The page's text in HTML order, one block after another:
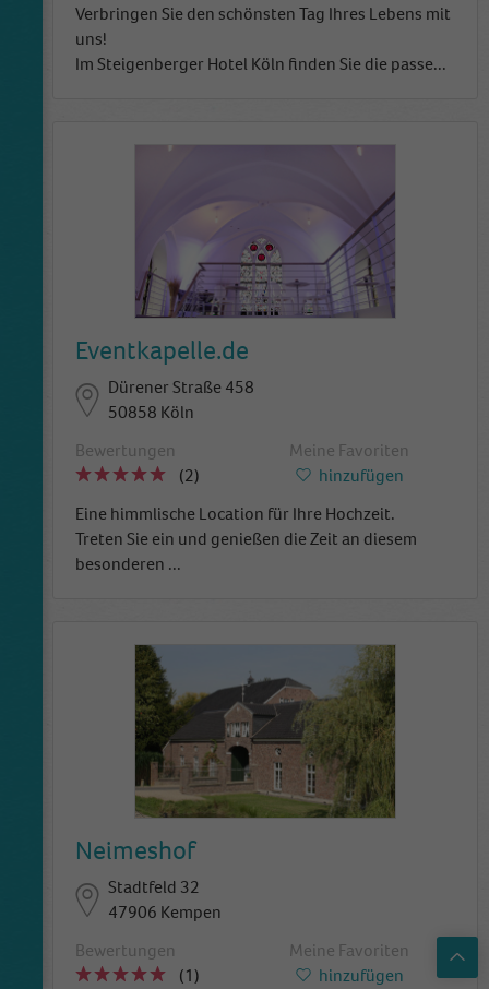
Verbringen Sie den schönsten Tag Ihres Lebens mit
uns!
Im Steigenberger Hotel Köln finden Sie die passe...
Eventkapelle.de
Dürener Straße 458
50858 Köln
Bewertungen
(2)
Meine Favoriten
hinzufügen
Eine himmlische Location für Ihre Hochzeit.
Treten Sie ein und genießen die Zeit an diesem
besonderen ...
Neimeshof
Stadtfeld 32
47906 Kempen
Bewertungen
(1)
Meine Favoriten
hinzufügen
Top